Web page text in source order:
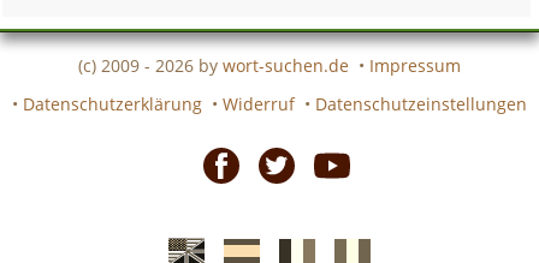
(c) 2009 - 2026 by wort-suchen.de • Impressum
• Datenschutzerklärung • Widerruf • Datenschutzeinstellungen